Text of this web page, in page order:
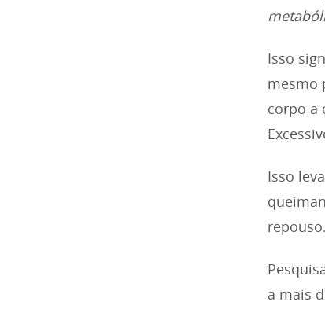
Isso
mesmo
corpo a
Isso
repouso.
a mais